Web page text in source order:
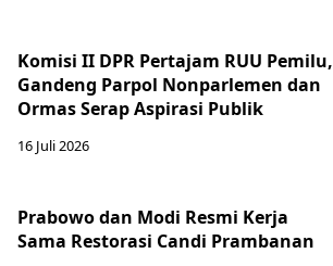
Komisi II DPR Pertajam RUU Pemilu,
Gandeng Parpol Nonparlemen dan
Ormas Serap Aspirasi Publik
16 Juli 2026
Prabowo dan Modi Resmi Kerja
Sama Restorasi Candi Prambanan